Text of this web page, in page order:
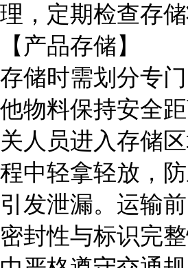
理，定期检查存储
【产品存储】
存储时需划分专
他物料保持安全
关人员进入存储
程中轻拿轻放，
引发泄漏。运输
密封性与标识完